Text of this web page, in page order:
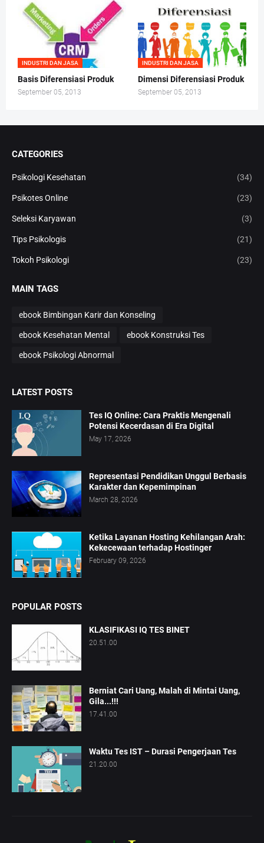
INDUSTRI DAN JASA
Basis Diferensiasi Produk
September 05, 2013
INDUSTRI DAN JASA
Dimensi Diferensiasi Produk
September 05, 2013
CATEGORIES
Psikologi Kesehatan (34)
Psikotes Online (23)
Seleksi Karyawan (3)
Tips Psikologis (21)
Tokoh Psikologi (23)
MAIN TAGS
ebook Bimbingan Karir dan Konseling
ebook Kesehatan Mental ebook Konstruksi Tes
ebook Psikologi Abnormal
LATEST POSTS
Tes IQ Online: Cara Praktis Mengenali
Potensi Kecerdasan di Era Digital
May 17, 2026
Representasi Pendidikan Unggul Berbasis
Karakter dan Kepemimpinan
March 28, 2026
Ketika Layanan Hosting Kehilangan Arah:
Kekecewaan terhadap Hostinger
February 09, 2026
POPULAR POSTS
KLASIFIKASI IQ TES BINET
20.51.00
Berniat Cari Uang, Malah di Mintai Uang,
Gila...!!!
17.41.00
Waktu Tes IST – Durasi Pengerjaan Tes
21.20.00